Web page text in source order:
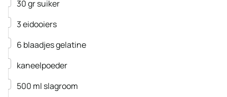
30grsuiker
▢
3eidooiers
▢
6 blaadjesgelatine
▢
kaneelpoeder
▢
500 ml slagroom